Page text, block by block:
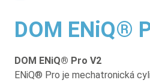
DOM ENiQ®
DOM ENiQ® Pro V2
ENiQ® Pro je mechatronická